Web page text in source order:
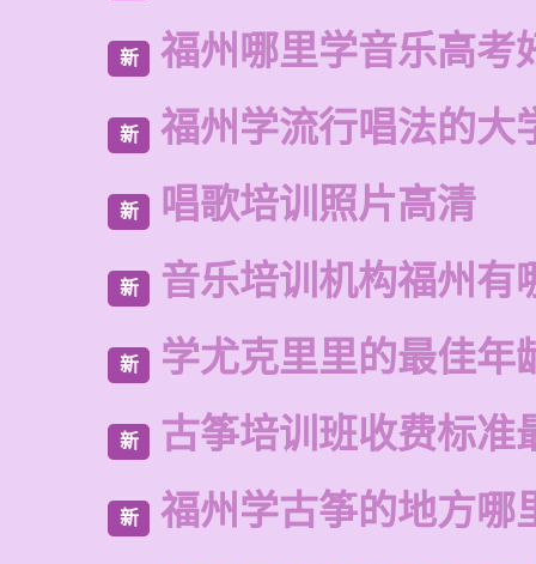
新 福州哪里学音乐高考
新 福州学流行唱法的大
新 唱歌培训照片高清
新 音乐培训机构福州有
新 学尤克里里的最佳年
新 古筝培训班收费标准
新 福州学古筝的地方哪